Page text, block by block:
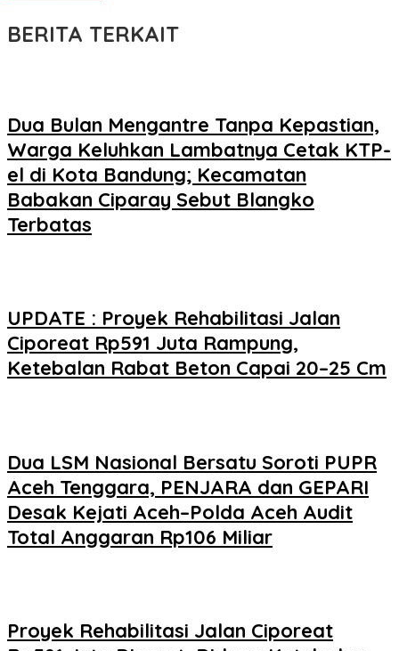
BERITA TERKAIT
Dua Bulan Mengantre Tanpa Kepastian,
Warga Keluhkan Lambatnya Cetak KTP-
el di Kota Bandung; Kecamatan
Babakan Ciparay Sebut Blangko
Terbatas
UPDATE : Proyek Rehabilitasi Jalan
Ciporeat Rp591 Juta Rampung,
Ketebalan Rabat Beton Capai 20–25 Cm
Dua LSM Nasional Bersatu Soroti PUPR
Aceh Tenggara, PENJARA dan GEPARI
Desak Kejati Aceh–Polda Aceh Audit
Total Anggaran Rp106 Miliar
Proyek Rehabilitasi Jalan Ciporeat